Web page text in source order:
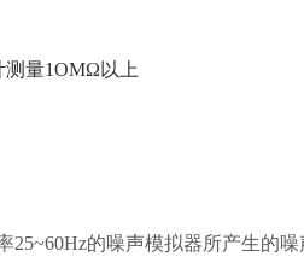
间
测量1OMΩ以上
)
率25~60Hz的噪声模拟器所产